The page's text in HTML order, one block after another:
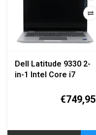
Dell Latitude 9330 2-
in-1 Intel Core i7
SSD AZERTY (Frans
€749,95